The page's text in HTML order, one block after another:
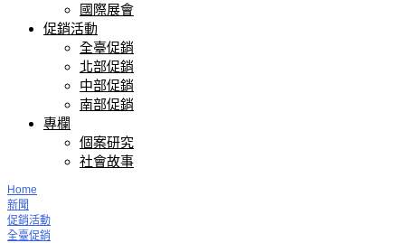
國際展會
促銷活動
全臺促銷
北部促銷
中部促銷
南部促銷
專欄
個案研究
社會故事
Home
新聞
促銷活動
全臺促銷